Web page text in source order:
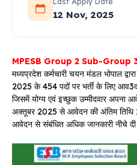
12 Nov, 2025
MPESB Group 2 Sub-Group
मध्यप्रदेश कर्मचारी चयन मंडल भोपाल
2025 के 454 पदों पर भर्ती के लिए
जिसमें योग्य एवं इच्छुक उम्मीदवार अपना
अक्तूबर 2025 से आवेदन की अंतिम
आवेदन से संबंधित अधिक जानकारी नीचे